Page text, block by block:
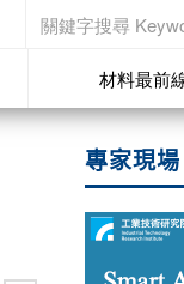
材料最前
專家現場